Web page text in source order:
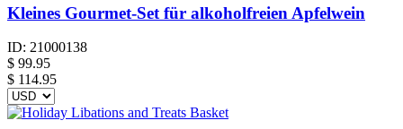
Kleines Gourmet-Set für alkoholfreien Apfelwein
ID: 21000138
$ 99.95
$ 114.95